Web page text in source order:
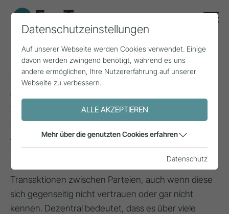
Blockchain
Unter Blockchain wird eine kontinuierlich
erweiterbare Liste von Datensätzen („Blöcken“)
verstanden, die mittels kryptographischer Verfahren
miteinander verbunden sind. Eine der ersten
Anwendungen von Blockchain ist die Kryptowährung
Bitcoin.
Die Blockchain ist ein dezentrales Protokoll für
Transaktionen zwischen Parteien, auch wenn diese
sich gegenseitig nicht vertrauen oder gar nicht
kennen. Dezentral bedeutet, dass es über viele
Datenschutzeinstellungen
Auf unserer Webseite werden Cookies verwendet. Einige
davon werden zwingend benötigt, während es uns
andere ermöglichen, Ihre Nutzererfahrung auf unserer
Webseite zu verbessern.
ALLE AKZEPTIEREN
Mehr über die genutzten Cookies erfahren
Datenschutz